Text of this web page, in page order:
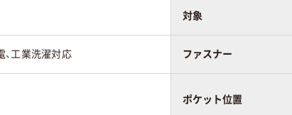
対象
、工業洗濯対応 ファスナー
ポケット位置